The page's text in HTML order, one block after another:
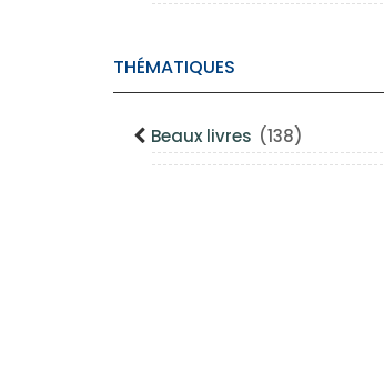
THÉMATIQUES
Beaux livres (138)